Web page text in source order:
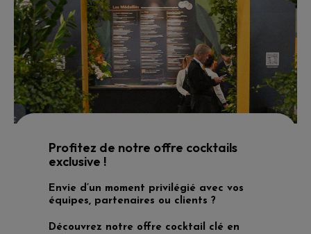
Profitez de notre offre cocktails
exclusive !
Envie d’un moment privilégié avec vos
équipes, partenaires ou clients ?
Découvrez notre offre cocktail clé en